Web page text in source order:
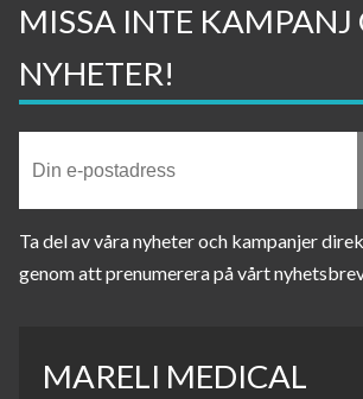
MISSA INTE KAMPANJ
NYHETER!
Ta del av våra nyheter och kampanjer
genom att prenumerera på vårt
MARELI MEDICAL